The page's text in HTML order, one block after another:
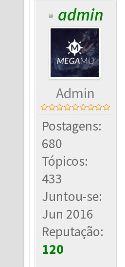
admin
Admin
Postagens:
680
Tópicos:
433
Juntou-se:
Jun 2016
Reputação:
120